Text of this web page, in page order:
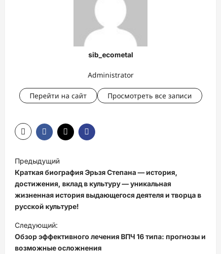
sib_ecometal
Administrator
Перейти на сайт Просмотреть все записи
а
в
и
а
ц
Предыдущий
Краткая биография Эрьзя Степана — история,
достижения, вклад в культуру — уникальная
жизненная история выдающегося деятеля и творца в
русской культуре!
Следующий:
Обзор эффективного лечения ВПЧ 16 типа: прогнозы и
возможные осложнения